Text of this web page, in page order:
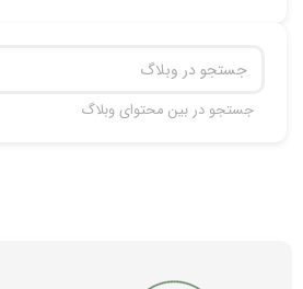
جستجو در بین محتوای وبلاگ